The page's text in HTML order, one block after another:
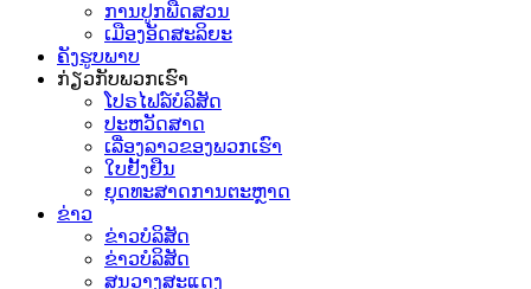
ການປູກພືດສວນ
ເມືອງອັດສະລິຍະ
ຄັງຮູບພາບ
ກ່ຽວກັບພວກເຮົາ
ໂປຣໄຟລ໌ບໍລິສັດ
ປະຫວັດສາດ
ເລື່ອງລາວຂອງພວກເຮົາ
ໃບຢັ້ງຢືນ
ຍຸດທະສາດການຕະຫຼາດ
ຂ່າວ
ຂ່າວບໍລິສັດ
ຂ່າວບໍລິສັດ
ສູນວາງສະແດງ